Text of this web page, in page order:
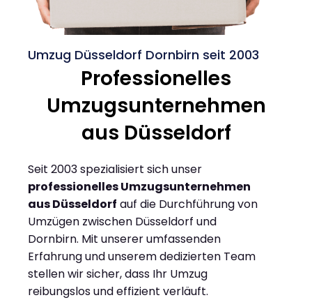
Umzug Düsseldorf Dornbirn seit 2003
Professionelles
Umzugsunternehmen
aus Düsseldorf
Seit 2003 spezialisiert sich unser
professionelles Umzugsunternehmen
aus Düsseldorf auf die Durchführung von
Umzügen zwischen Düsseldorf und
Dornbirn. Mit unserer umfassenden
Erfahrung und unserem dedizierten Team
stellen wir sicher, dass Ihr Umzug
reibungslos und effizient verläuft.